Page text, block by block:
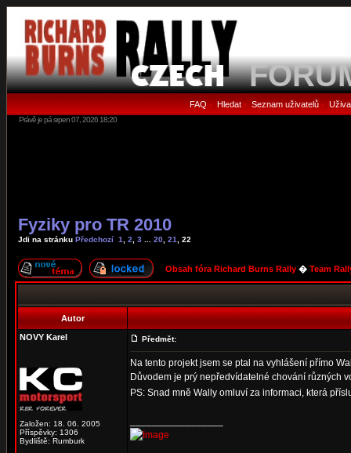
FAQ • Hledat• Seznam uživatelů•
Právě je pá srpen 07, 2026 18:20
Fyziky pro TR 2010
Jdi na stránku Předchozí 1 2 3 20 21 22
Obsah fóra Richard Burns Rally � Team
Autor
NOVY Karel
Založen: 18. 06. 2005
Příspěvky: 1306
Bydliště: Rumburk
Předmět:
Na tento projekt jsem se ptal na vyhlášení přímo
Důvodem je prý nepředvídatelné chování různých
PS: Snad mně Wally omluví za informaci, která